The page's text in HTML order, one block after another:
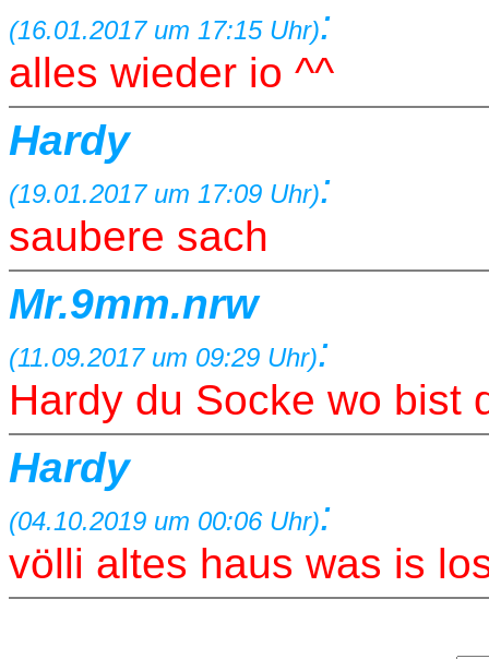
(16.01.2017 um 17:15 Uhr):
alles wieder io ^^
Hardy
(19.01.2017 um 17:09 Uhr):
saubere sach
Mr.9mm.nrw
(11.09.2017 um 09:29 Uhr):
Hardy du Socke wo bist
Hardy
(04.10.2019 um 00:06 Uhr):
völli altes haus was is